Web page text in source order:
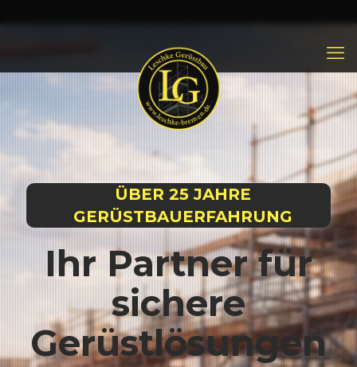
ÜBER 25 JAHRE
GERÜSTBAUERFAHRUNG
Ihr Partner für
sichere
Gerüstlösungen